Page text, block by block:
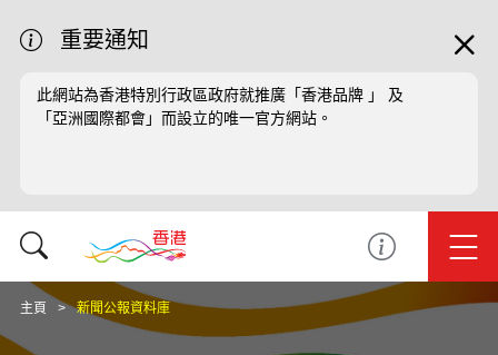
重要通知
此網站為香港特別行政區政府就推廣「香港品牌 」 及
「亞洲國際都會」而設立的唯一官方網站。
主頁 新聞公報資料庫